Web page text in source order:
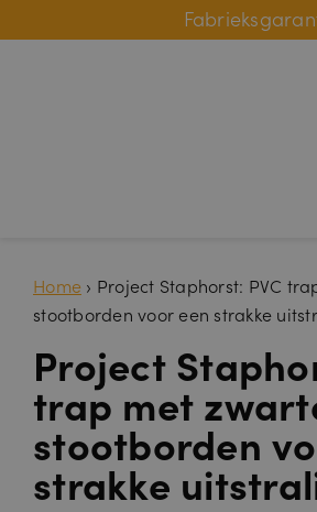
Online
Home › Project Staphorst: PVC
stootborden voor een strakke
Project
trap met
stootborden
strakke